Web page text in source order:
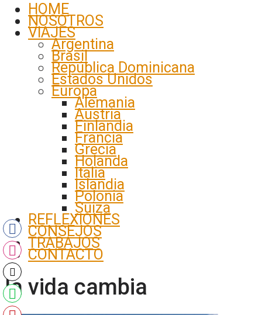
HOME
NOSOTROS
VIAJES
Argentina
Brasil
República Dominicana
Estados Unidos
Europa
Alemania
Austria
Finlandia
Francia
Grecia
Holanda
Italia
Islandia
Polonia
Suiza
REFLEXIONES
CONSEJOS
TRABAJOS
CONTACTO
la vida cambia